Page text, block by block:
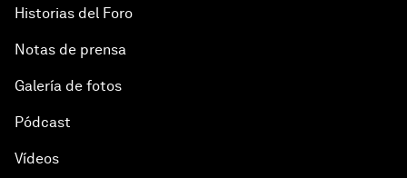
Historias del Foro
Notas de prensa
Galería de fotos
Pódcast
Vídeos